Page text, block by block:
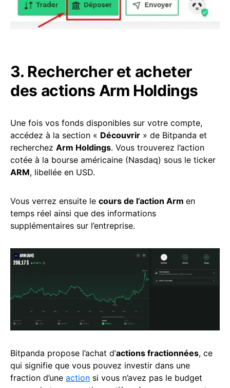
3. Rechercher et acheter
des actions Arm Holdings
Une fois vos fonds disponibles sur votre compte,
accédez à la section « Découvrir » de Bitpanda et
recherchez Arm Holdings. Vous trouverez l’action
cotée à la bourse américaine (Nasdaq) sous le ticker
ARM, libellée en USD.
Vous verrez ensuite le cours de l’action Arm en
temps réel ainsi que des informations
supplémentaires sur l’entreprise.
Bitpanda propose l’achat d’actions fractionnées, ce
qui signifie que vous pouvez investir dans une
fraction d’une action si vous n’avez pas le budget